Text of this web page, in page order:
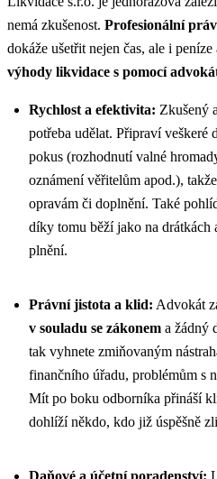
nemá zkušenost. Profesionální
dokáže ušetřit nejen čas, ale i
výhody likvidace s pomocí
Rychlost a efektivita: Zkušený
potřeba udělat. Připraví veškeré
pokus (rozhodnutí valné
oznámení věřitelům apod.),
opravám či doplnění. Také
díky tomu běží jako na drátkách
plnění.
Právní jistota a klid: Advokát
v souladu se zákonem a žádný
tak vyhnete zmiňovaným
finančního úřadu, problémům s
Mít po boku odborníka přináší
dohlíží někdo, kdo již úspěšně
Daňové a účetní poradenství: